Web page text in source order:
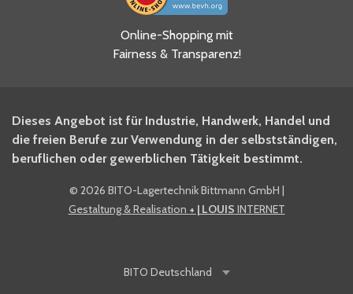
Ja, ich habe die
Datenschutzhinweise gelesen
und akzeptiere diese.
BITO Newsletter Fachwissen
Intralogistiker anmelden.
Ja, ich möchte mich für den
BITO Shop-Newsletter
Online-Shopping mit
Fairness & Transparenz!
Dieses Angebot ist für Industrie, Handwerk, Handel und
die freien Berufe zur Verwendung in der selbstständigen,
beruflichen oder gewerblichen Tätigkeit bestimmt.
© 2026 BITO-Lagertechnik Bittmann GmbH |
Gestaltung & Realisation + | LOUIS INTERNET
BITO Deutschland